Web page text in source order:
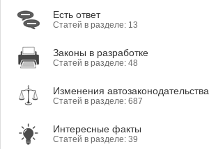
Есть ответ
Статей в разделе: 13
Законы в разработке
Статей в разделе: 48
Изменения автозаконодательства
Статей в разделе: 687
Интересные факты
Статей в разделе: 39